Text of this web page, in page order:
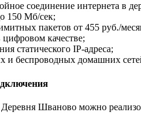
соединение интернета в
150 Мб/сек;
пакетов от 455 руб./
цифровом качестве;
статического IP-адреса;
и беспроводных домашних
Шваново можно